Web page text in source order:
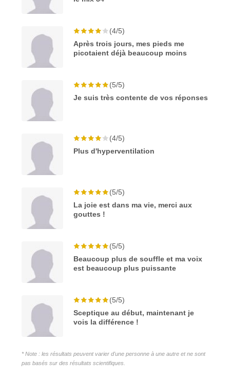
(4/5)
Après trois jours, mes pieds me
picotaient déjà beaucoup moins
(5/5)
Je suis très contente de vos réponses
(4/5)
Plus d'hyperventilation
(5/5)
La joie est dans ma vie, merci aux
gouttes !
(5/5)
Beaucoup plus de souffle et ma voix
est beaucoup plus puissante
(5/5)
Sceptique au début, maintenant je
vois la différence !
* Note : les résultats peuvent varier d'une personne à une autre et ne sont
pas basés sur des résultats scientifiques.